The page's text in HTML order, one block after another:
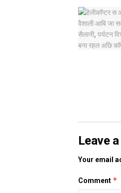
Leave
Your email
Comment *